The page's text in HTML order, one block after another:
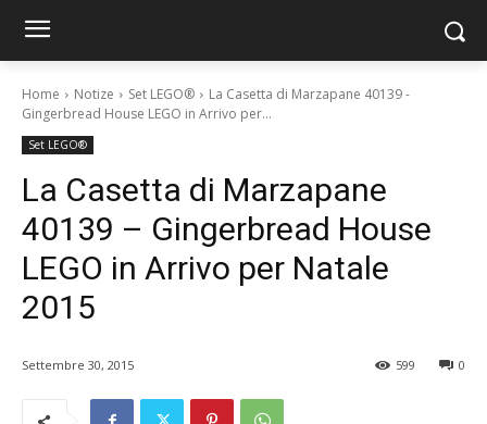
Home Notize Set LEGO®
La Casetta di Marzapane 40139 -
Gingerbread House LEGO in Arrivo per...
Set LEGO®
La Casetta di Marzapane
40139 – Gingerbread House
LEGO in Arrivo per Natale
2015
Settembre 30, 2015 0
599